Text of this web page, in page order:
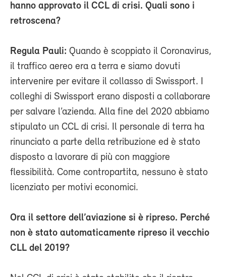
hanno approvato il CCL di crisi. Quali sono i
retroscena?
Regula Pauli: Quando è scoppiato il Coronavirus,
il traffico aereo era a terra e siamo dovuti
intervenire per evitare il collasso di Swissport. I
colleghi di Swissport erano disposti a collaborare
per salvare l’azienda. Alla fine del 2020 abbiamo
stipulato un CCL di crisi. Il personale di terra ha
rinunciato a parte della retribuzione ed è stato
disposto a lavorare di più con maggiore
flessibilità. Come contropartita, nessuno è stato
licenziato per motivi economici.
Ora il settore dell’aviazione si è ripreso. Perché
non è stato automaticamente ripreso il vecchio
CLL del 2019?